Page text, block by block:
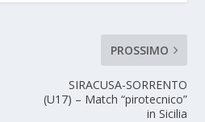
PROSSIMO
SIRACUSA-SORRENTO
(U17) – Match “pirotecnico”
in Sicilia